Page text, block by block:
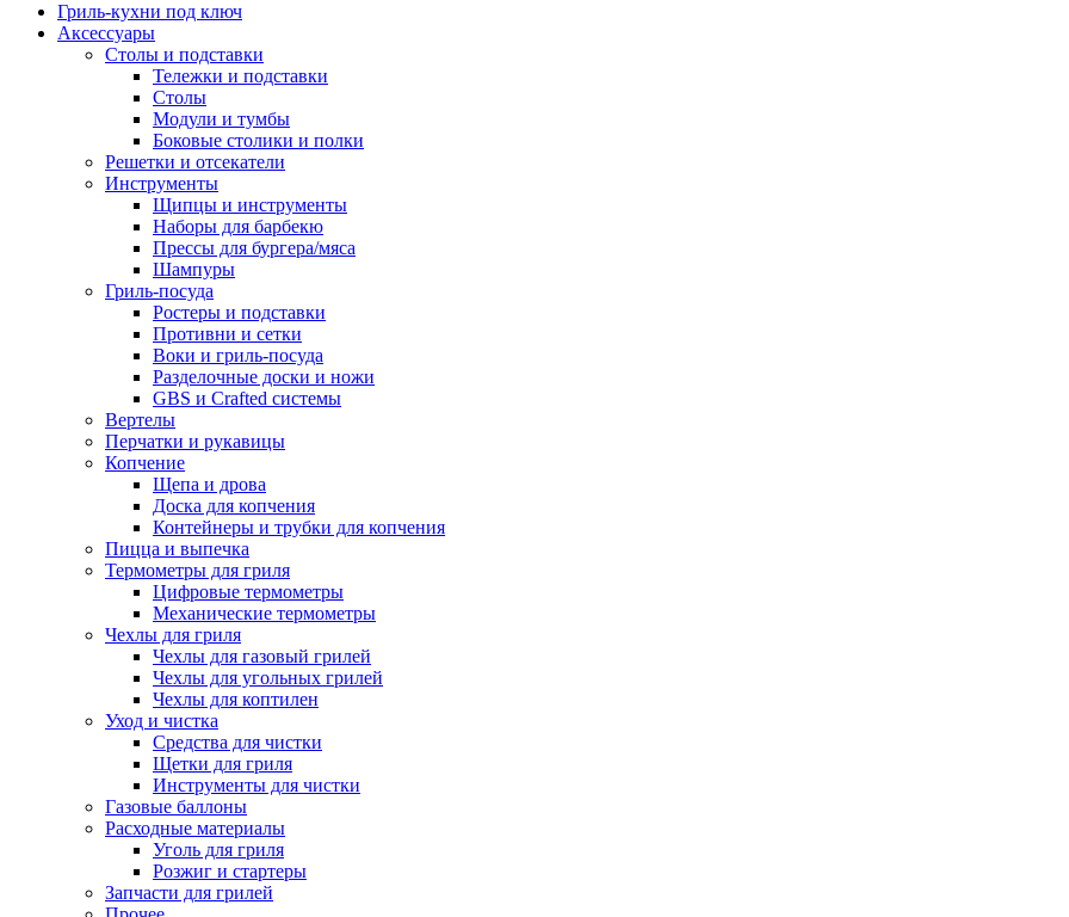
Гриль-кухни под ключ
Аксессуары
Столы и подставки
Тележки и подставки
Столы
Модули и тумбы
Боковые столики и полки
Решетки и отсекатели
Инструменты
Щипцы и инструменты
Наборы для барбекю
Прессы для бургера/мяса
Шампуры
Гриль-посуда
Ростеры и подставки
Противни и сетки
Воки и гриль-посуда
Разделочные доски и ножи
GBS и Crafted системы
Вертелы
Перчатки и рукавицы
Копчение
Щепа и дрова
Доска для копчения
Контейнеры и трубки для копчения
Пицца и выпечка
Термометры для гриля
Цифровые термометры
Механические термометры
Чехлы для гриля
Чехлы для газовый грилей
Чехлы для угольных грилей
Чехлы для коптилен
Уход и чистка
Средства для чистки
Щетки для гриля
Инструменты для чистки
Газовые баллоны
Расходные материалы
Уголь для гриля
Розжиг и стартеры
Запчасти для грилей